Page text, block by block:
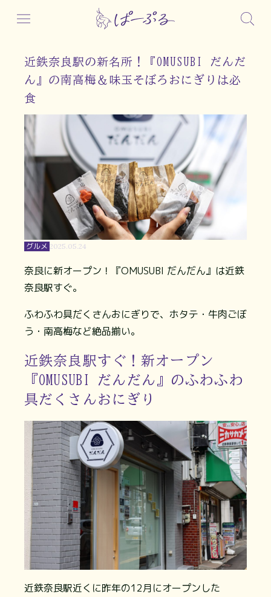
近鉄奈良駅の新名所！『OMUSUBI だんだ
ん』の南高梅＆味玉そぼろおにぎりは必
食
グルメ 2025.05.24
奈良に新オープン！『OMUSUBI だんだん』は近鉄
奈良駅すぐ。
ふわふわ具だくさんおにぎりで、ホタテ・牛肉ごぼ
う・南高梅など絶品揃い。
近鉄奈良駅すぐ！新オープン
『OMUSUBI だんだん』のふわふわ
具だくさんおにぎり
近鉄奈良駅近くに昨年の12月にオープンした